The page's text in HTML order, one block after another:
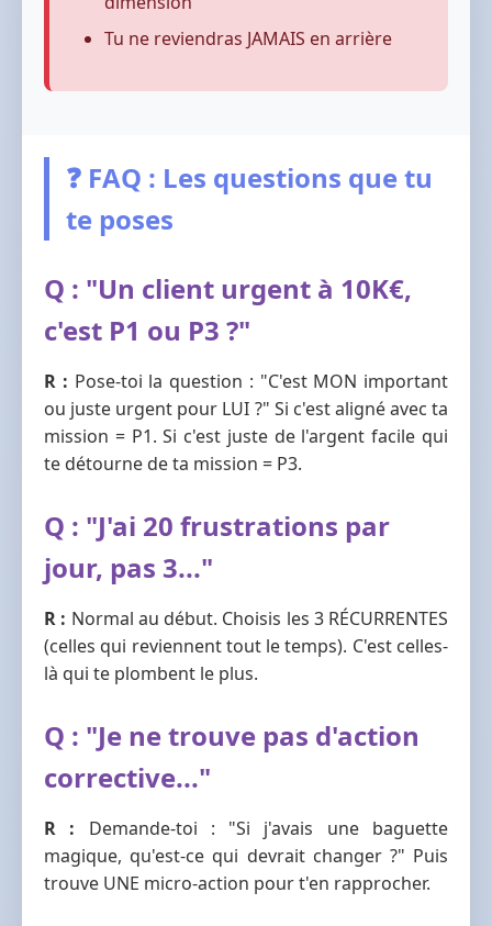
Tu ne reviendras JAMAIS en arrière
❓ FAQ : Les questions que tu
te poses
Q : "Un client urgent à 10K€,
c'est P1 ou P3 ?"
R : Pose-toi la question : "C'est MON important
ou juste urgent pour LUI ?" Si c'est aligné avec ta
mission = P1. Si c'est juste de l'argent facile qui
te détourne de ta mission = P3.
Q : "J'ai 20 frustrations par
jour, pas 3..."
R : Normal au début. Choisis les 3 RÉCURRENTES
(celles qui reviennent tout le temps). C'est celles-
là qui te plombent le plus.
Q : "Je ne trouve pas d'action
corrective..."
R : Demande-toi : "Si j'avais une baguette
magique, qu'est-ce qui devrait changer ?" Puis
trouve UNE micro-action pour t'en rapprocher.